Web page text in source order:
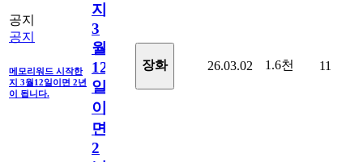
공지
공지
메모리워드 시작한
지 3월12일이면 2년
이 됩니다.
지
3
월
12
일
이
면
2
장화 26.03.02 1.6천 11